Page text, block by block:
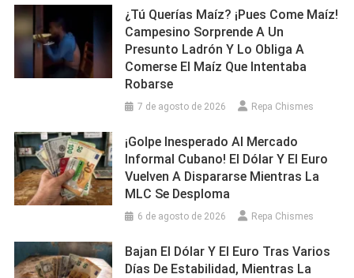
¿Tú Querías Maíz? ¡Pues Come Maíz!
Campesino Sorprende A Un
Presunto Ladrón Y Lo Obliga A
Comerse El Maíz Que Intentaba
Robarse
7 de agosto de 2026 Repa Chismes
¡Golpe Inesperado Al Mercado
Informal Cubano! El Dólar Y El Euro
Vuelven A Dispararse Mientras La
MLC Se Desploma
6 de agosto de 2026 Repa Chismes
Bajan El Dólar Y El Euro Tras Varios
Días De Estabilidad, Mientras La